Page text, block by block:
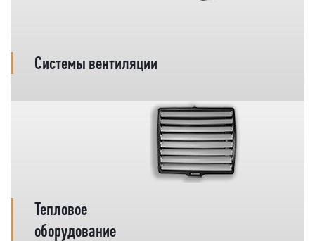
Системы вентиляции
Тепловое
оборудование